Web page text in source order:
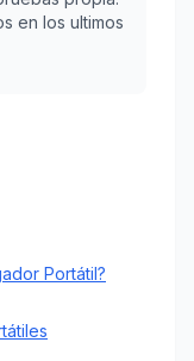
en los ultimos
Portátil?